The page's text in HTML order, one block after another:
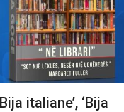
italiane’, ‘Bija